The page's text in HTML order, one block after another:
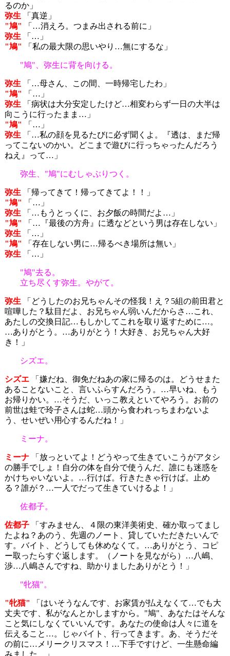
るのか」
弥生 「真逆」
"鳩"
「…消えろ。つまみ出される前に」
弥生 「…」
"鳩"
「私の最大限の思いやり…無にするな」
"鳩"、弥生に背を向ける。
弥生 「…母さん、この間、一時帰宅したわ」
"鳩"
「…」
弥生 「病状は大分安定したけど…相変わらず一日の大半は
向こうに行ったまま…」
"鳩"
「…」
弥生 「…私の顔を見るたびに必ず聞くよ。『透は、まだ帰
ってこないのかい。どこまで遊びに行っちゃったんだろう
ねえ』って…」
弥生、"鳩"にむしゃぶりつく。
弥生 「帰ってきて！帰ってきてよ！！」
"鳩"
「…」
弥生 「…もうとっくに、お夕飯の時間だよ…」
"鳩"
「…『最後の方舟』に透などという男は存在しない」
弥生 「…」
"鳩"
「存在しない男に…帰るべき場所は無い」
弥生 「…」
"鳩"去る。
立ち尽くす弥生。やがて。
弥生 「どうしたのお兄ちゃんその怪我！え？5組の前田君と
喧嘩した？駄目だよ、お兄ちゃん弱いんだからさ…これ、
あたしの交換日記…もしかしてこれを取り返すために…。
…ありがとう。…ありがとう！大好き、お兄ちゃん大好
き！」
シズエ。
シズエ「嫌だね、御免だねあの家に帰るのは。どうせまた
あることないこと、言いふらすんだろう。…早いね、もう
お帰りかい。…そうだ、いっこ教えといてやろう。お前の
前世は蛙で玲子さんは蛇…頭から食われっちまわないよ
う、せいぜい用心するんだね！」
ミーナ。
ミーナ「放っといてよ！どうやって生きていこうがアタシ
の勝手でしょ！自分の体を自分で使うんだ、誰にも迷惑を
かけちゃいないよ。…行けば。行きたきゃ行けば。止め
る？誰が？…一人でだって生きていけるよ！」
佐都子。
佐都子「すみません、４限の東洋美術史、確か取ってまし
たよね？あのう、先週のノート、貸していただきたいんで
す。バイト、どうしても休めなくて。…ありがとう、コピ
ー取ったらすぐ返します。（ノートを見ながら）…八嶋、
渉…八嶋さんですね、助かりましたありがとう！」
"牝猫"。
"牝猫"
「はいそうなんです、お家賃が払えなくて…でも大
丈夫です、私がなんとかしますから。"鳩"、あなたはそんな
こと気にしなくていいんです。あなたの使命は人々に道を
伝えること…。じゃバイト、行ってきます。あ、そうだそ
の前に…メリークリスマス！…下手ですけど、一生懸命編
みました…」